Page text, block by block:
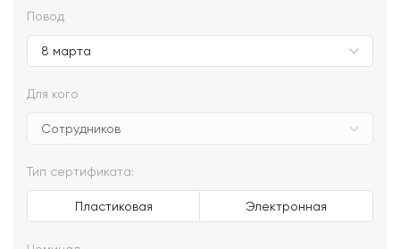
Повод
Для кого
Тип сертификата:
Пластиковая Электронная